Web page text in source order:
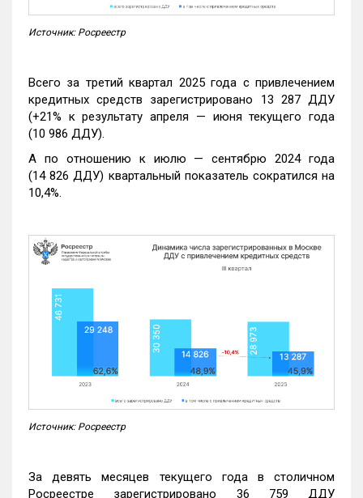
Источник: Росреестр
Всего за третий квартал 2025 года с привлечением
кредитных средств зарегистрировано 13 287 ДДУ
(+21% к результату апреля — июня текущего года
(10 986 ДДУ).
А по отношению к июлю — сентябрю 2024 года
(14 826 ДДУ) квартальный показатель сократился на
10,4%.
Источник: Росреестр
За девять месяцев текущего года в столичном
Росреестре зарегистрировано 36 759 ДДУ